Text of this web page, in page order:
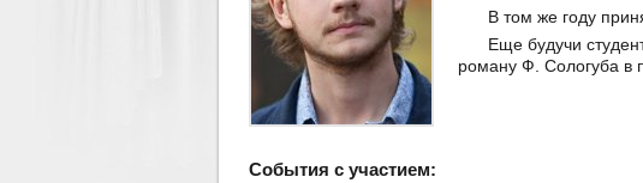
В том же году
Еще будучи
роману Ф. Сологуба в
События с участием: